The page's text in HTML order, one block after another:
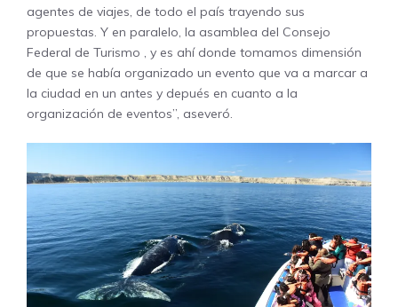
agentes de viajes, de todo el país trayendo sus
propuestas. Y en paralelo, la asamblea del Consejo
Federal de Turismo , y es ahí donde tomamos dimensión
de que se había organizado un evento que va a marcar a
la ciudad en un antes y depués en cuanto a la
organización de eventos”, aseveró.